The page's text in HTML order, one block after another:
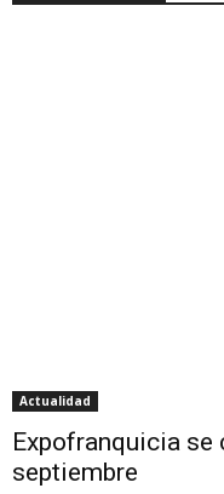
Actualidad
Expofranquicia se
septiembre